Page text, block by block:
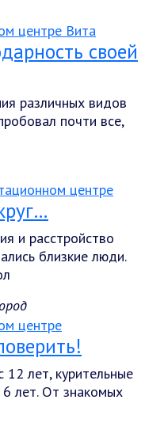
своей
различных видов
почти все,
и расстройство
близкие люди.
лет, курительные
лет. От знакомых